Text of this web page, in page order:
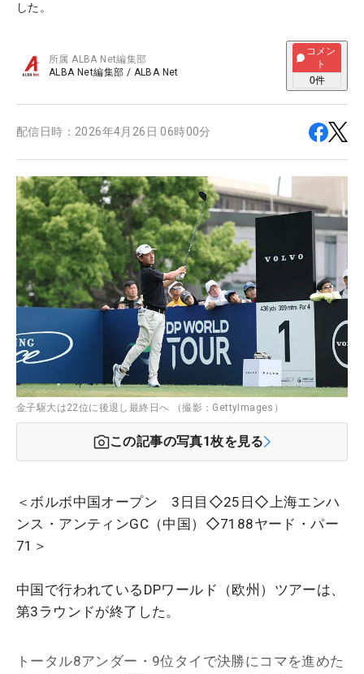
した。
所属ALBA Net編集部
ALBA Net編集部 / ALBA Net
コメン
ト
0件
配信日時： 2026年4月26日 06時00分
金子駆大は22位に後退し最終日へ （撮影：GettyImages）
この記事の写真1枚を見る
＜ボルボ中国オープン 3日目◇25日◇上海エンハ
ンス・アンティンGC（中国）◇7188ヤード・パー
71＞
中国で行われているDPワールド（欧州）ツアーは、
第3ラウンドが終了した。
トータル8アンダー・9位タイで決勝にコマを進めた